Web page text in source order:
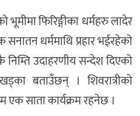
भूमीमा फिरिङ्गीका धर्महरु लादेर
धर्ममाथि प्रहार भईरहेको
निम्ति उदाहरणीय सन्देश दिएको
बताउँछन् । शिवरात्रीको
साता कार्यक्रम रहनेछ ।